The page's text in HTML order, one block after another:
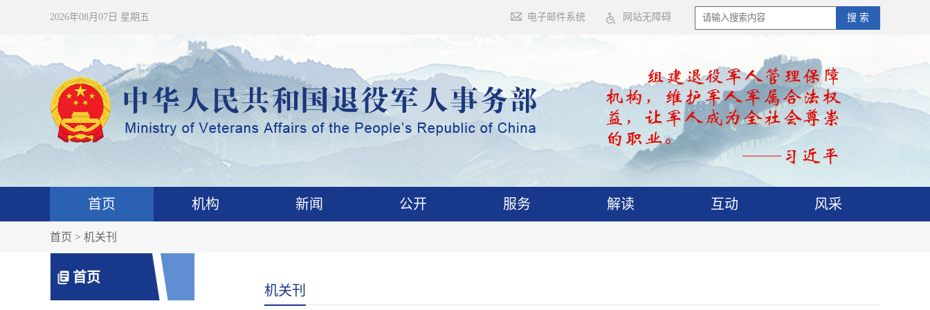
2026年08月07日 星期五 搜 索
电子邮件系统 网站无障碍
首页 机构 新闻 公开 服务 解读 互动 风采
首页 > 机关刊
首页
机关刊